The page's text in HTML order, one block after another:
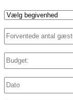
Vælg
Forventede
antal
Budget:
Dato: